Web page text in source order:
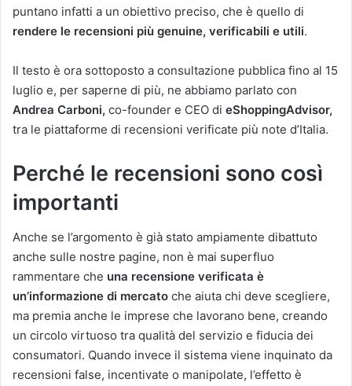
puntano infatti a un obiettivo preciso, che è quello di
rendere le recensioni più genuine, verificabili e utili.
Il testo è ora sottoposto a consultazione pubblica fino al 15
luglio e, per saperne di più, ne abbiamo parlato con
Andrea Carboni, co-founder e CEO di eShoppingAdvisor,
tra le piattaforme di recensioni verificate più note d’Italia.
Perché le recensioni sono così
importanti
Anche se l’argomento è già stato ampiamente dibattuto
anche sulle nostre pagine, non è mai superfluo
rammentare che una recensione verificata è
un’informazione di mercato che aiuta chi deve scegliere,
ma premia anche le imprese che lavorano bene, creando
un circolo virtuoso tra qualità del servizio e fiducia dei
consumatori. Quando invece il sistema viene inquinato da
recensioni false, incentivate o manipolate, l’effetto è